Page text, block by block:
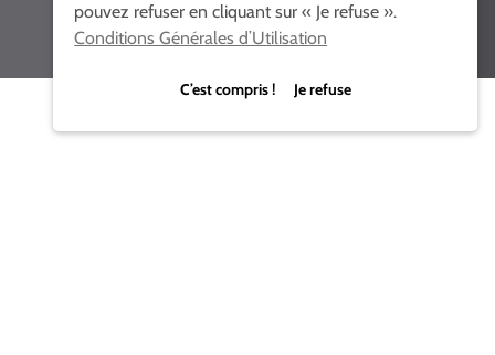
pouvez refuser en cliquant sur « Je refuse ».
Conditions Générales d’Utilisation
C’est compris ! Je refuse